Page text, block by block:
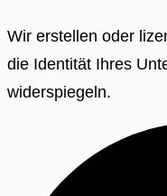
Wir erstellen oder
die Identität Ihres
widerspiegeln.